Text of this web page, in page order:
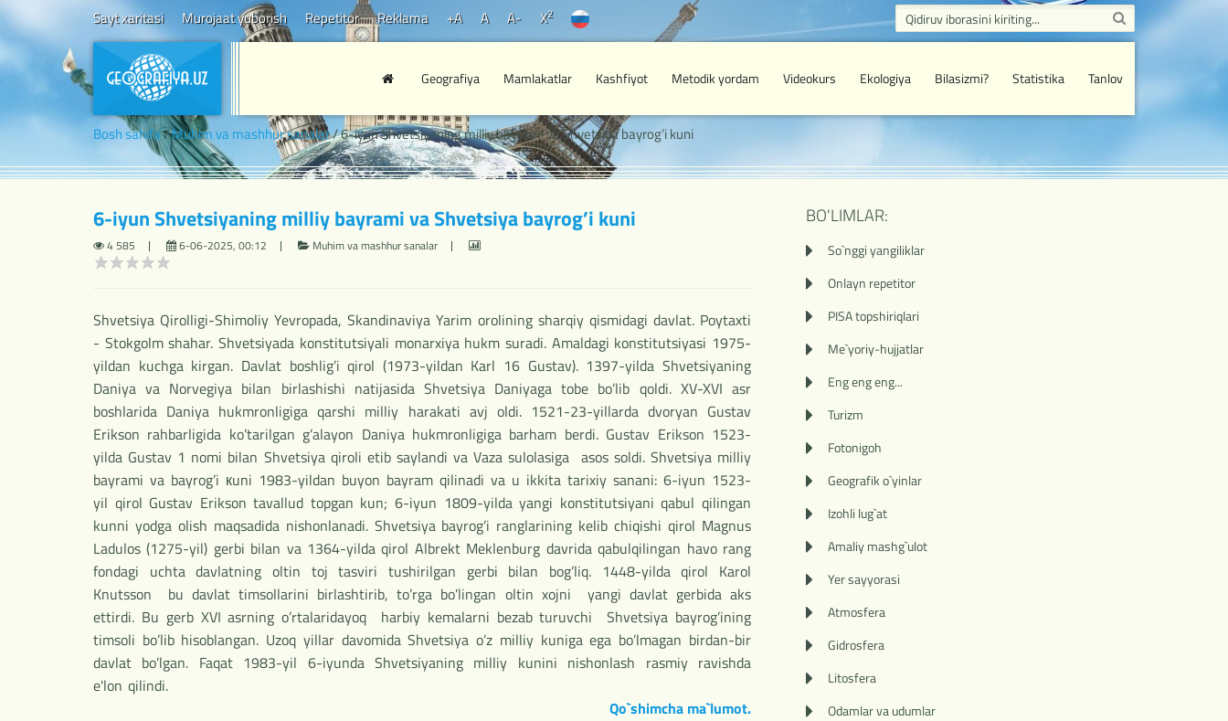
Sayt xaritasi Murojaat yuborish Repetitor Reklama +A A A- X2
Geografiya Mamlakatlar Kashfiyot Metodik yordam Videokurs Ekologiya Bilasizmi? Statistika Tanlov
Bosh sahifa/Muhim va mashhur sanalar/ 6-iyun Shvetsiyaning milliy bayrami va Shvetsiya bayrog’i kuni
6-iyun Shvetsiyaning milliy bayrami va Shvetsiya bayrog’i kuni
4 585 6-06-2025, 00:12 Muhim va mashhur sanalar
Shvetsiya Qirolligi-Shimoliy Yevropada, Skandinaviya Yarim orolining sharqiy qismidagi davlat. Poytaxti
- Stokgolm shahar. Shvetsiyada konstitutsiyali monarxiya hukm suradi. Amaldagi konstitutsiyasi 1975-
yildan kuchga kirgan. Davlat boshlig’i qirol (1973-yildan Karl 16 Gustav). 1397-yilda Shvetsiyaning
Daniya va Norvegiya bilan birlashishi natijasida Shvetsiya Daniyaga tobe bo’lib qoldi. XV-XVI asr
boshlarida Daniya hukmronligiga qarshi milliy harakati avj oldi. 1521-23-yillarda dvoryan Gustav
Erikson rahbarligida ko’tarilgan g’alayon Daniya hukmronligiga barham berdi. Gustav Erikson 1523-
yilda Gustav 1 nomi bilan Shvetsiya qiroli etib saylandi va Vaza sulolasiga asos soldi. Shvetsiya milliy
bayrami va bayrog’i кuni 1983-yildan buyon bayram qilinadi va u ikkita tarixiy sanani: 6-iyun 1523-
yil qirol Gustav Erikson tavallud topgan kun; 6-iyun 1809-yilda yangi konstitutsiyani qabul qilingan
kunni yodga olish maqsadida nishonlanadi. Shvetsiya bayrog’i ranglarining kelib chiqishi qirol Magnus
Ladulos (1275-yil) gerbi bilan va 1364-yilda qirol Albrekt Meklenburg davrida qabulqilingan havo rang
fondagi uchta davlatning oltin toj tasviri tushirilgan gerbi bilan bog’liq. 1448-yilda qirol Karol
Knutsson bu davlat timsollarini birlashtirib, to’rga bo’lingan oltin xojni yangi davlat gerbida aks
ettirdi. Bu gerb XVI asrning o’rtalaridayoq harbiy kemalarni bezab turuvchi Shvetsiya bayrog’ining
timsoli bo’lib hisoblangan. Uzoq yillar davomida Shvetsiya o’z milliy kuniga ega bo’lmagan birdan-bir
davlat bo’lgan. Faqat 1983-yil 6-iyunda Shvetsiyaning milliy kunini nishonlash rasmiy ravishda
e'lon qilindi.
Qo`shimcha ma`lumot.
BO'LIMLAR:
So`nggi yangiliklar
Onlayn repetitor
PISA topshiriqlari
Me`yoriy-hujjatlar
Eng eng eng...
Turizm
Fotonigoh
Geografik o`yinlar
Izohli lug`at
Amaliy mashg`ulot
Yer sayyorasi
Atmosfera
Gidrosfera
Litosfera
Odamlar va udumlar